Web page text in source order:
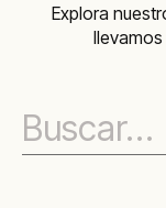
Explora